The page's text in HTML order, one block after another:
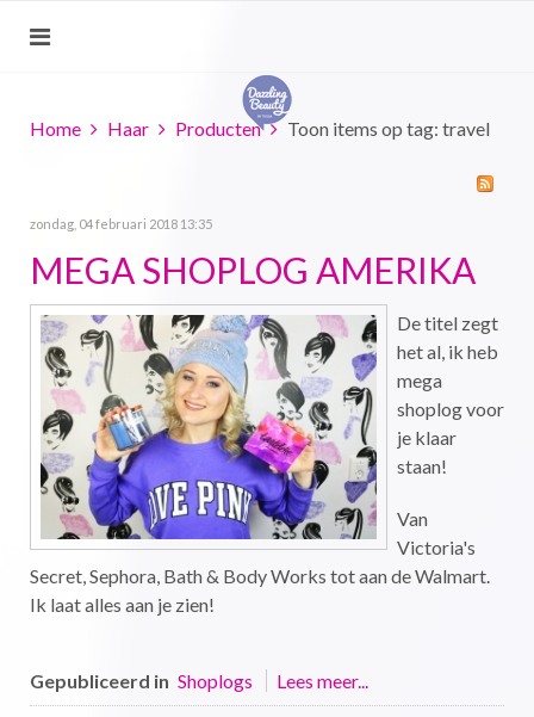
Home Haar Producten Toon items op tag: travel
zondag, 04 februari 2018 13:35
MEGA SHOPLOG AMERIKA
De titel zegt
het al, ik heb
mega
shoplog voor
je klaar
staan!
Van
Victoria's
Secret, Sephora, Bath & Body Works tot aan de Walmart.
Ik laat alles aan je zien!
Gepubliceerd in Shoplogs Lees meer...